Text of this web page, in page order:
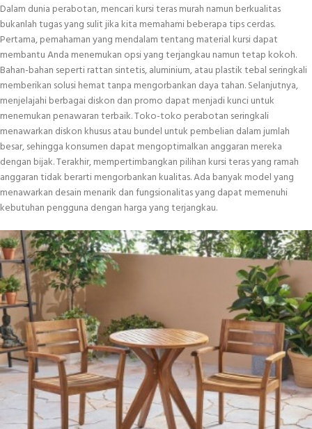
Dalam dunia perabotan, mencari kursi teras murah namun berkualitas
bukanlah tugas yang sulit jika kita memahami beberapa tips cerdas.
Pertama, pemahaman yang mendalam tentang material kursi dapat
membantu Anda menemukan opsi yang terjangkau namun tetap kokoh.
Bahan-bahan seperti rattan sintetis, aluminium, atau plastik tebal seringkali
memberikan solusi hemat tanpa mengorbankan daya tahan. Selanjutnya,
menjelajahi berbagai diskon dan promo dapat menjadi kunci untuk
menemukan penawaran terbaik. Toko-toko perabotan seringkali
menawarkan diskon khusus atau bundel untuk pembelian dalam jumlah
besar, sehingga konsumen dapat mengoptimalkan anggaran mereka
dengan bijak. Terakhir, mempertimbangkan pilihan kursi teras yang ramah
anggaran tidak berarti mengorbankan kualitas. Ada banyak model yang
menawarkan desain menarik dan fungsionalitas yang dapat memenuhi
kebutuhan pengguna dengan harga yang terjangkau.